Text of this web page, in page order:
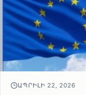
ԱՊՐԻԼԻ 22, 2026